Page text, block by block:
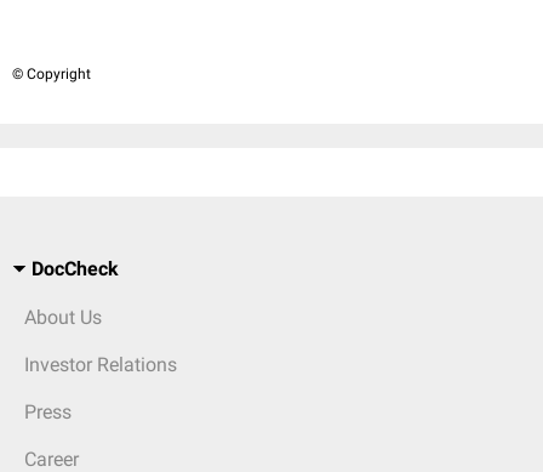
© Copyright
DocCheck
About Us
Investor Relations
Press
Career